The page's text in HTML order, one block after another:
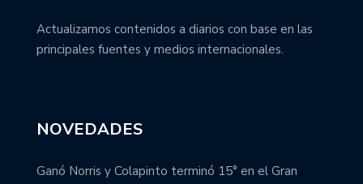
Actualizamos contenidos a diarios con base en las
principales fuentes y medios internacionales.
NOVEDADES
Ganó Norris y Colapinto terminó 15° en el Gran